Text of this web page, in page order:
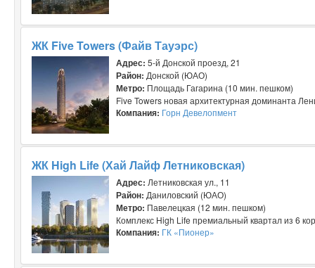
ЖК Five Towers (Файв Тауэрс)
Адрес: 5-й Донской проезд, 21
Район: Донской (ЮАО)
Метро: Площадь Гагарина (10 мин. пешком)
Five Towers новая архитектурная доминанта
Компания: Горн Девелопмент
ЖК High Life (Хай Лайф Летниковская)
Адрес: Летниковская ул., 11
Район: Даниловский (ЮАО)
Метро: Павелецкая (12 мин. пешком)
Комплекс High Life премиальный квартал из 6
Компания: ГК «Пионер»